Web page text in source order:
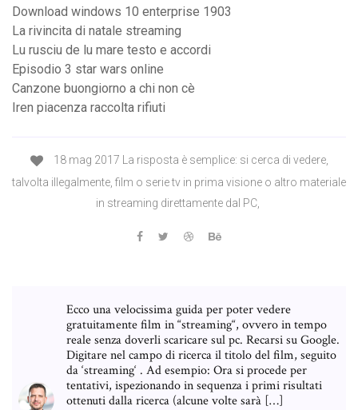
Download windows 10 enterprise 1903
La rivincita di natale streaming
Lu rusciu de lu mare testo e accordi
Episodio 3 star wars online
Canzone buongiorno a chi non cè
Iren piacenza raccolta rifiuti
18 mag 2017 La risposta è semplice: si cerca di vedere,
talvolta illegalmente, film o serie tv in prima visione o altro materiale
in streaming direttamente dal PC,
Ecco una velocissima guida per poter vedere
gratuitamente film in “streaming“, ovvero in tempo
reale senza doverli scaricare sul pc. Recarsi su Google.
Digitare nel campo di ricerca il titolo del film, seguito
da ‘streaming‘ . Ad esempio: Ora si procede per
tentativi, ispezionando in sequenza i primi risultati
ottenuti dalla ricerca (alcune volte sarà […]